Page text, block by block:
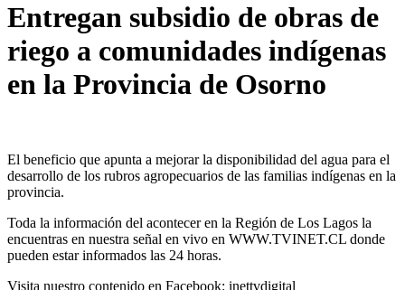
Entregan subsidio de obras de
riego a comunidades indígenas
en la Provincia de Osorno
El beneficio que apunta a mejorar la disponibilidad del agua para el
desarrollo de los rubros agropecuarios de las familias indígenas en la
provincia.
Toda la información del acontecer en la Región de Los Lagos la
encuentras en nuestra señal en vivo en WWW.TVINET.CL donde
pueden estar informados las 24 horas.
Visita nuestro contenido en Facebook: inettvdigital